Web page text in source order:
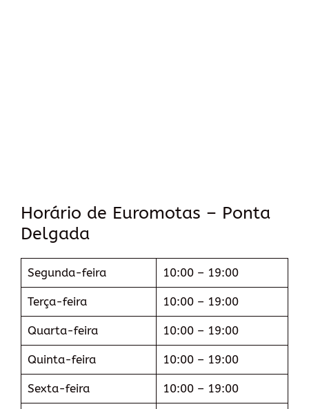
Horário de Euromotas – Ponta
Delgada
Segunda-feira 10:00 – 19:00
Terça-feira 10:00 – 19:00
Quarta-feira 10:00 – 19:00
Quinta-feira 10:00 – 19:00
Sexta-feira 10:00 – 19:00